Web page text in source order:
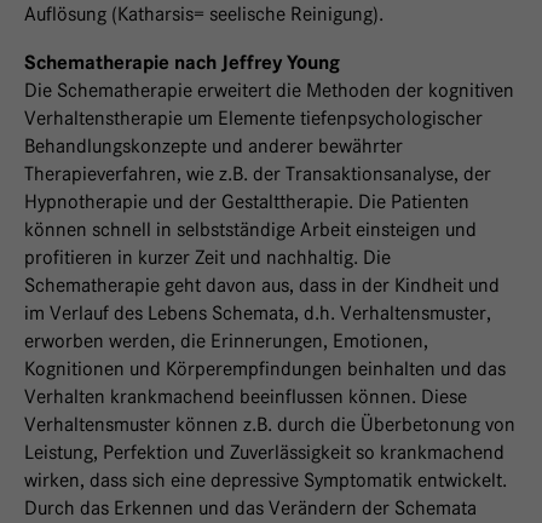
Auflösung (Katharsis= seelische Reinigung).
Schematherapie nach Jeffrey Young
Die Schematherapie erweitert die Methoden der kognitiven
Verhaltenstherapie um Elemente tiefenpsychologischer
Behandlungskonzepte und anderer bewährter
Therapieverfahren, wie z.B. der Transaktionsanalyse, der
Hypnotherapie und der Gestalttherapie. Die Patienten
können schnell in selbstständige Arbeit einsteigen und
profitieren in kurzer Zeit und nachhaltig. Die
Schematherapie geht davon aus, dass in der Kindheit und
im Verlauf des Lebens Schemata, d.h. Verhaltensmuster,
erworben werden, die Erinnerungen, Emotionen,
Kognitionen und Körperempfindungen beinhalten und das
Verhalten krankmachend beeinflussen können. Diese
Verhaltensmuster können z.B. durch die Überbetonung von
Leistung, Perfektion und Zuverlässigkeit so krankmachend
wirken, dass sich eine depressive Symptomatik entwickelt.
Durch das Erkennen und das Verändern der Schemata